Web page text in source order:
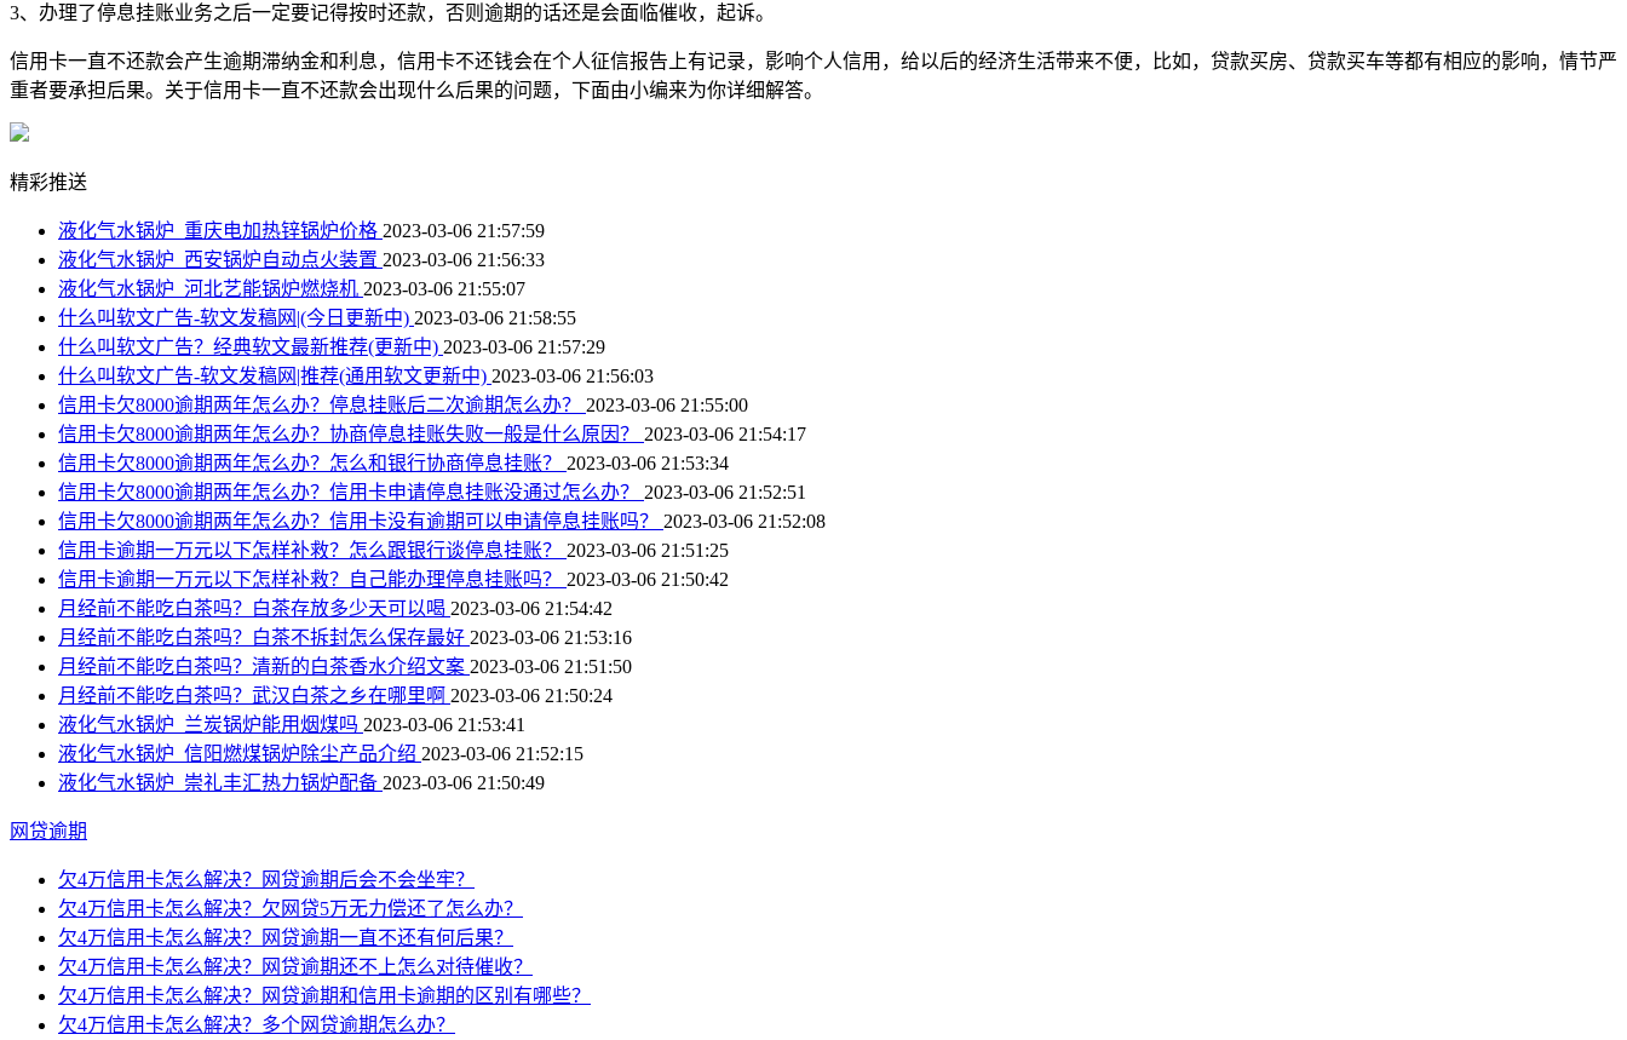
3、办理了停息挂账业务之后一定要记得按时还款，否则逾期的话还是会面临催收，起诉。
信用卡一直不还款会产生逾期滞纳金和利息，信用卡不还钱会在个人征信报告上有记录，影响个人信用，给以后的经济生活带来不便，比如，贷款买房、贷款买车等都有相应的影响，情节严
重者要承担后果。关于信用卡一直不还款会出现什么后果的问题，下面由小编来为你详细解答。
精彩推送
液化气水锅炉_重庆电加热锌锅炉价格 2023-03-06 21:57:59
液化气水锅炉_西安锅炉自动点火装置 2023-03-06 21:56:33
液化气水锅炉_河北艺能锅炉燃烧机 2023-03-06 21:55:07
什么叫软文广告-软文发稿网|(今日更新中) 2023-03-06 21:58:55
什么叫软文广告？经典软文最新推荐(更新中) 2023-03-06 21:57:29
什么叫软文广告-软文发稿网|推荐(通用软文更新中) 2023-03-06 21:56:03
信用卡欠8000逾期两年怎么办？停息挂账后二次逾期怎么办？ 2023-03-06 21:55:00
信用卡欠8000逾期两年怎么办？协商停息挂账失败一般是什么原因？ 2023-03-06 21:54:17
信用卡欠8000逾期两年怎么办？怎么和银行协商停息挂账？ 2023-03-06 21:53:34
信用卡欠8000逾期两年怎么办？信用卡申请停息挂账没通过怎么办？ 2023-03-06 21:52:51
信用卡欠8000逾期两年怎么办？信用卡没有逾期可以申请停息挂账吗？ 2023-03-06 21:52:08
信用卡逾期一万元以下怎样补救？怎么跟银行谈停息挂账？ 2023-03-06 21:51:25
信用卡逾期一万元以下怎样补救？自己能办理停息挂账吗？ 2023-03-06 21:50:42
月经前不能吃白茶吗？白茶存放多少天可以喝 2023-03-06 21:54:42
月经前不能吃白茶吗？白茶不拆封怎么保存最好 2023-03-06 21:53:16
月经前不能吃白茶吗？清新的白茶香水介绍文案 2023-03-06 21:51:50
月经前不能吃白茶吗？武汉白茶之乡在哪里啊 2023-03-06 21:50:24
液化气水锅炉_兰炭锅炉能用烟煤吗 2023-03-06 21:53:41
液化气水锅炉_信阳燃煤锅炉除尘产品介绍 2023-03-06 21:52:15
液化气水锅炉_崇礼丰汇热力锅炉配备 2023-03-06 21:50:49
网贷逾期
欠4万信用卡怎么解决？网贷逾期后会不会坐牢？
欠4万信用卡怎么解决？欠网贷5万无力偿还了怎么办？
欠4万信用卡怎么解决？网贷逾期一直不还有何后果？
欠4万信用卡怎么解决？网贷逾期还不上怎么对待催收？
欠4万信用卡怎么解决？网贷逾期和信用卡逾期的区别有哪些？
欠4万信用卡怎么解决？多个网贷逾期怎么办？